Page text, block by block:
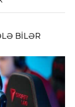
BILƏR